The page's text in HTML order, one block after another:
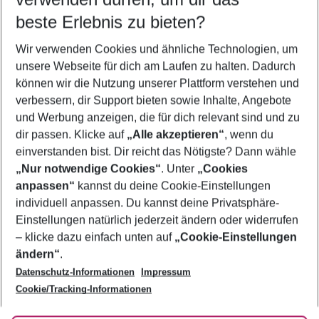
5-8 Nächte
2 Erwachsene Keine Kinder
Mehr Filter anzeigen
Footer
Footer navigation
Über uns
AGB
Bestpreisgarantie
Cookie-Einstellungen ändern
Cookie-Richtlinie
Agenturbetreuung
Barrierefreies Reisen
Folge uns
beste Erlebnis zu bieten?
Wir verwenden Cookies und ähnliche Technologien, um
unsere Webseite für dich am Laufen zu halten. Dadurch
können wir die Nutzung unserer Plattform verstehen und
verbessern, dir Support bieten sowie Inhalte, Angebote
und Werbung anzeigen, die für dich relevant sind und zu
dir passen. Klicke auf „Alle akzeptieren“, wenn du
einverstanden bist. Dir reicht das Nötigste? Dann wähle
„Nur notwendige Cookies“. Unter „Cookies
anpassen“ kannst du deine Cookie-Einstellungen
individuell anpassen. Du kannst deine Privatsphäre-
Einstellungen natürlich jederzeit ändern oder widerrufen
– klicke dazu einfach unten auf „Cookie-Einstellungen
ändern“.
Datenschutz-Informationen
Impressum
Cookie/Tracking-Informationen